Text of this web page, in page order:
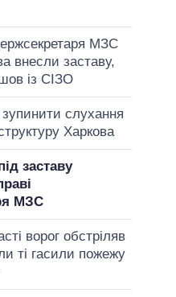
МЗС
внесли заставу,
із СІЗО
слухання
Харкова
заставу
МЗС
ворог обстріляв
ті гасили пожежу